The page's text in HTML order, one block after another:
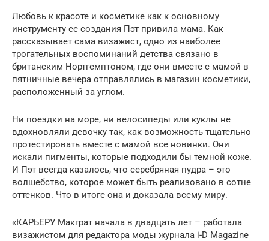
Любовь к красоте и косметике как к основному
инструменту ее создания Пэт привила мама. Как
рассказывает сама визажист, одно из наиболее
трогательных воспоминаний детства связано в
британским Нортгемптоном, где они вместе с мамой в
пятничные вечера отправлялись в магазин косметики,
расположенный за углом.
Ни поездки на море, ни велосипеды или куклы не
вдохновляли девочку так, как возможность тщательно
протестировать вместе с мамой все новинки. Они
искали пигменты, которые подходили бы темной коже.
И Пэт всегда казалось, что серебряная пудра – это
волшебство, которое может быть реализовано в сотне
оттенков. Что в итоге она и доказала всему миру.
«КАРЬЕРУ Макграт начала в двадцать лет – работала
визажистом для редактора моды журнала i-D Magazine